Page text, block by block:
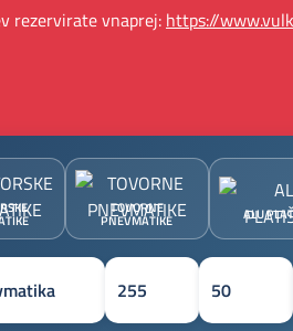
rezervirate vnaprej: https://
TOVORNE
PNEVMATIKE ALU